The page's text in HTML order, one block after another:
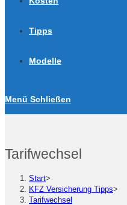
Tipps
Modelle
Menü Schließen
Tarifwechsel
Start>
KFZ Versicherung Tipps>
Tarifwechsel